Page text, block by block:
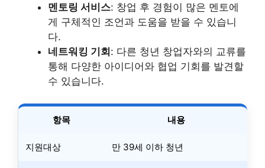
멘토링 서비스: 창업 후 경험이 많은 멘토에
게 구체적인 조언과 도움을 받을 수 있습니
다.
네트워킹 기회: 다른 청년 창업자와의 교류를
통해 다양한 아이디어와 협업 기회를 발견할
수 있습니다.
항목 내용
지원대상 만 39세 이하 청년